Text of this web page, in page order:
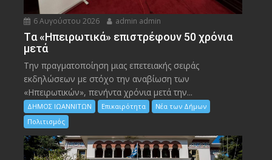
6 Αυγούστου 2026 admin admin
Tα «Ηπειρωτικά» επιστρέφουν 50 χρόνια
μετά
Την πραγματοποίηση μιας επετειακής σειράς
εκδηλώσεων με στόχο την αναβίωση των
«Ηπειρωτικών», πενήντα χρόνια μετά την...
ΔΗΜΟΣ ΙΩΑΝΝΙΤΩΝ Επικαιρότητα
Νέα των Δήμων
Πολιτισμός